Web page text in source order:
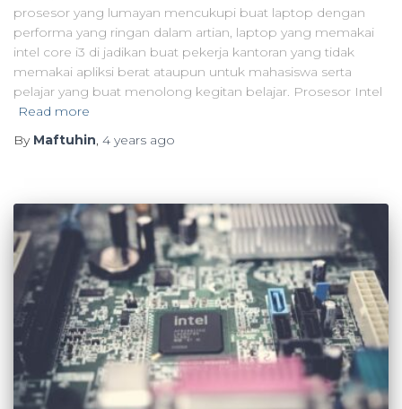
prosesor yang lumayan mencukupi buat laptop dengan
performa yang ringan dalam artian, laptop yang memakai
intel core i3 di jadikan buat pekerja kantoran yang tidak
memakai apliksi berat ataupun untuk mahasiswa serta
pelajar yang buat menolong kegitan belajar. Prosesor Intel
Read more
By Maftuhin, 4 years ago